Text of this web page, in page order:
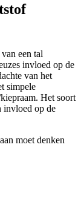
een tal
invloed op de
van het
simpele
Het soort
invloed op de
moet denken